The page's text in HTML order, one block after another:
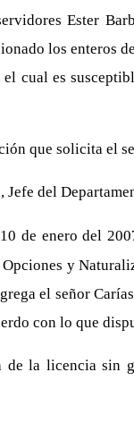
Ester
los enteros
cual es
que solicita el
del
de enero del
y
el señor
con lo que
la licencia sin